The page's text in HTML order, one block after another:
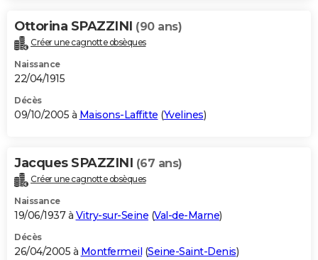
Ottorina SPAZZINI (90 ans)
Créer une cagnotte obsèques
Naissance
22/04/1915
Décès
09/10/2005 à Maisons-Laffitte (Yvelines)
Jacques SPAZZINI (67 ans)
Créer une cagnotte obsèques
Naissance
19/06/1937 à Vitry-sur-Seine (Val-de-Marne)
Décès
26/04/2005 à Montfermeil (Seine-Saint-Denis)